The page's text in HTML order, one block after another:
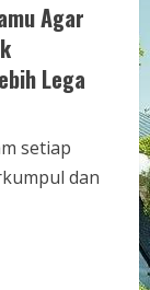
Agar
Lega
setiap
dan